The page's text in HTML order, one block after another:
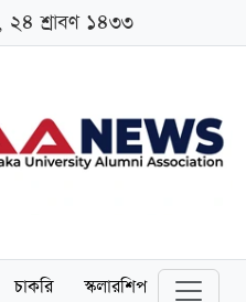
শ্রাবণ ১৪৩৩
চাকরি স্কলারশিপ বিনোদন